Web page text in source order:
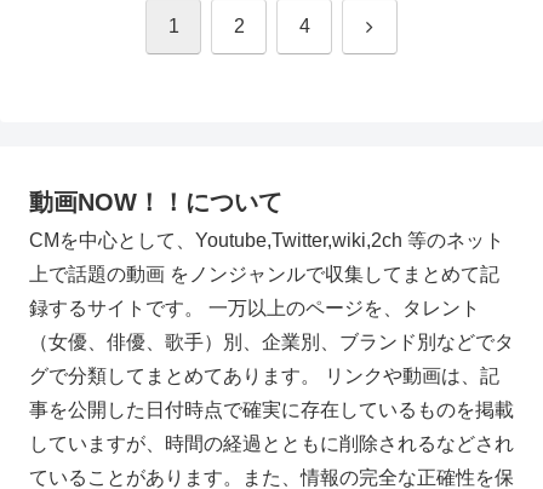
1 2 4 次
動画NOW！！について
CMを中心として、Youtube,Twitter,wiki,2ch 等のネット
上で話題の動画 をノンジャンルで収集してまとめて記
録するサイトです。 一万以上のページを、タレント
（女優、俳優、歌手）別、企業別、ブランド別などでタ
グで分類してまとめてあります。 リンクや動画は、記
事を公開した日付時点で確実に存在しているものを掲載
していますが、時間の経過とともに削除されるなどされ
ていることがあります。また、情報の完全な正確性を保